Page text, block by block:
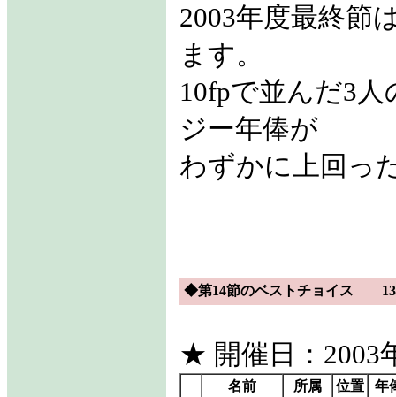
2003年度最終節
ます。
10fpで並んだ3
ジー年俸が
わずかに上回っ
◆第14節のベストチョイス
★ 開催日：2003
名前 所属 位置
年